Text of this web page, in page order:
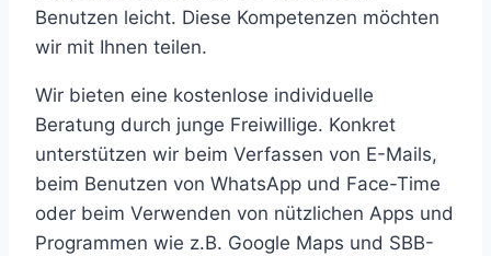
Benutzen leicht. Diese Kompetenzen möchten
wir mit Ihnen teilen.
Wir bieten eine kostenlose individuelle
Beratung durch junge Freiwillige. Konkret
unterstützen wir beim Verfassen von E-Mails,
beim Benutzen von WhatsApp und Face-Time
oder beim Verwenden von nützlichen Apps und
Programmen wie z.B. Google Maps und SBB-